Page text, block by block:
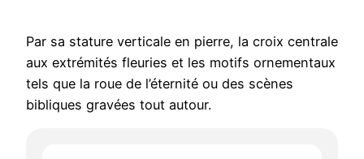
Par sa stature verticale en pierre, la croix centrale
aux extrémités fleuries et les motifs ornementaux
tels que la roue de l’éternité ou des scènes
bibliques gravées tout autour.